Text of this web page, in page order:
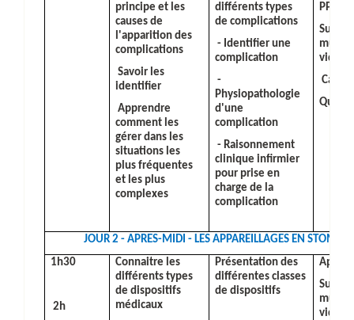
principe et les
causes de
l'apparition des
complications
Savoir les
identifier
Apprendre
comment les
gérer dans les
situations les
plus fréquentes
et les plus
complexes
différents types
de complications
- Identifier une
complication
-
Physiopathologie
d'une
complication
- Raisonnement
clinique infirmier
pour prise en
charge de la
complication
PPT
vidéos
Cas
JOUR 2 - APRES-MIDI - LES APPAREILLAGES EN
1h30
2h
Connaitre les
différents types
de dispositifs
médicaux
Présentation des
différentes classes
de dispositifs
vidéos